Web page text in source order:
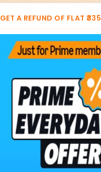
GET A REFUND OF FLAT ₹335